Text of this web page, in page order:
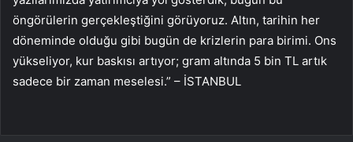
öngörülerin gerçekleştiğini görüyoruz. Altın, tarihin her
döneminde olduğu gibi bugün de krizlerin para birimi. Ons
yükseliyor, kur baskısı artıyor; gram altında 5 bin TL artık
sadece bir zaman meselesi.” – İSTANBUL